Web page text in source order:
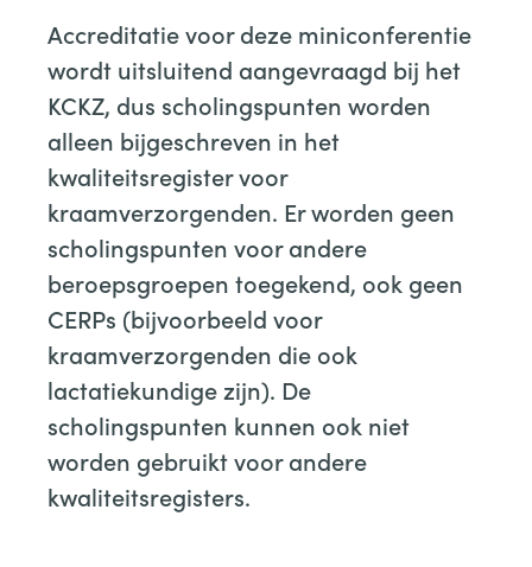
Accreditatie voor deze miniconferentie
wordt uitsluitend aangevraagd bij het
KCKZ, dus scholingspunten worden
alleen bijgeschreven in het
kwaliteitsregister voor
kraamverzorgenden. Er worden geen
scholingspunten voor andere
beroepsgroepen toegekend, ook geen
CERPs (bijvoorbeeld voor
kraamverzorgenden die ook
lactatiekundige zijn). De
scholingspunten kunnen ook niet
worden gebruikt voor andere
kwaliteitsregisters.